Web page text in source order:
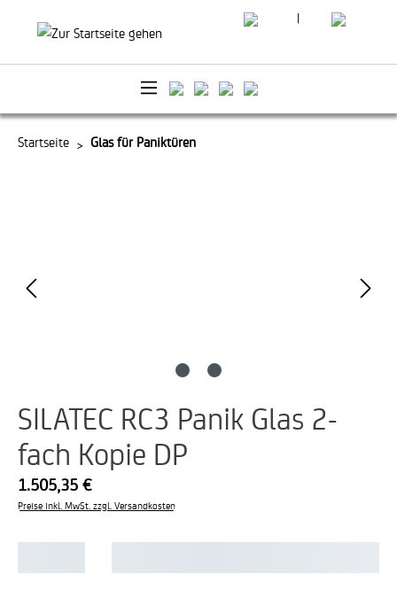
springen |
Startseite Glas für Paniktüren
SILATEC RC3 Panik Glas 2-
fach Kopie DP
1.505,35 €
Preise inkl. MwSt. zzgl. Versandkosten